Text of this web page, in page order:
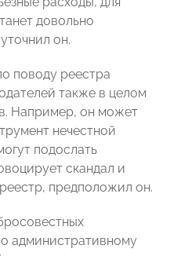
довольно
он.
поводу реестра
также в целом
Например, он может
нечестной
подослать
скандал и
предположил он.
административному